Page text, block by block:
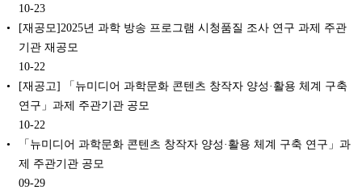
10-23
[재공모]2025년 과학 방송 프로그램 시청품질 조사 연구 과제 주관
기관 재공모
10-22
[재공고] 「뉴미디어 과학문화 콘텐츠 창작자 양성·활용 체계 구축
연구」과제 주관기관 공모
10-22
「뉴미디어 과학문화 콘텐츠 창작자 양성·활용 체계 구축 연구」과
제 주관기관 공모
09-29